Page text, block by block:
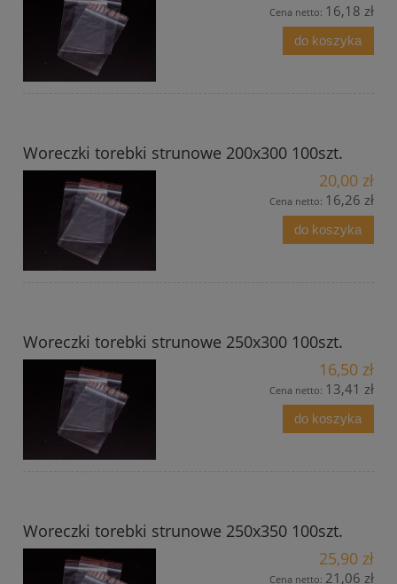
Cena netto: 16,18 zł
do koszyka
Woreczki torebki strunowe 200x300 100szt.
20,00 zł
Cena netto: 16,26 zł
do koszyka
Woreczki torebki strunowe 250x300 100szt.
16,50 zł
Cena netto: 13,41 zł
do koszyka
Woreczki torebki strunowe 250x350 100szt.
25,90 zł
Cena netto: 21,06 zł